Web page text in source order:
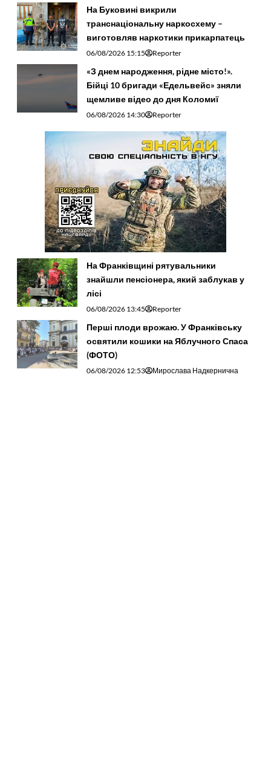
На Буковині викрили
транснаціональну наркосхему –
виготовляв наркотики прикарпатець
06/08/2026 15:15 Reporter
«З днем народження, рідне місто!».
Бійці 10 бригади «Едельвейс» зняли
щемливе відео до дня Коломиї
06/08/2026 14:30 Reporter
На Франківщині рятувальники
знайшли пенсіонера, який заблукав у
лісі
06/08/2026 13:45 Reporter
Перші плоди врожаю. У Франківську
освятили кошики на Яблучного Спаса
(ФОТО)
06/08/2026 12:53 Мирослава Надкернична